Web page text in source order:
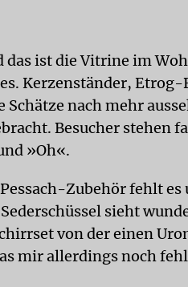
das ist die Vitrine im
Kerzenständer, Etrog-
nach mehr
Besucher stehen
»Oh«.
Zubehör fehlt es
sieht
von der einen
mir allerdings noch